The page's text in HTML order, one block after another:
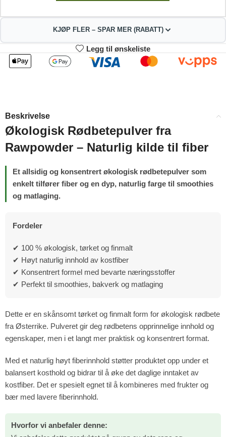
KJØP FLER – SPAR MER (RABATT)
2
167.31
kr
3-4
165.62
4%
Legg til ønskeliste
Beskrivelse
Økologisk Rødbetepulver fra
Rawpowder – Naturlig kilde til fiber
Et allsidig og konsentrert økologisk rødbetepulver som
enkelt tilfører fiber og en dyp, naturlig farge til smoothies
og matlaging.
Fordeler
✔ 100 % økologisk, tørket og finmalt
✔ Høyt naturlig innhold av kostfiber
✔ Konsentrert formel med bevarte næringsstoffer
✔ Perfekt til smoothies, bakverk og matlaging
Dette er en skånsomt tørket og finmalt form for økologisk rødbete
fra Østerrike. Pulveret gir deg rødbetens opprinnelige innhold og
egenskaper, men i et langt mer praktisk og konsentrert format.
Med et naturlig høyt fiberinnhold støtter produktet opp under et
balansert kosthold og bidrar til å øke det daglige inntaket av
kostfiber. Det er spesielt egnet til å kombineres med frukter og
bær med lavere fiberinnhold.
Hvorfor vi anbefaler denne: